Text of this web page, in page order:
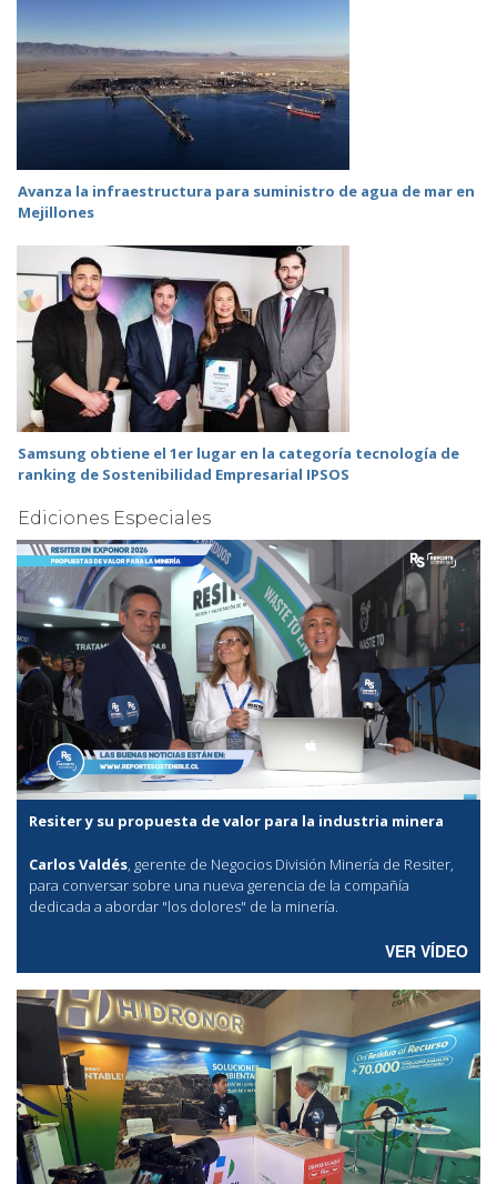
Avanza la infraestructura para suministro de agua de mar en
Mejillones
Samsung obtiene el 1er lugar en la categoría tecnología de
ranking de Sostenibilidad Empresarial IPSOS
Ediciones Especiales
Resiter y su propuesta de valor para la industria minera
Carlos Valdés, gerente de Negocios División Minería de Resiter,
para conversar sobre una nueva gerencia de la compañía
dedicada a abordar "los dolores" de la minería.
VER VÍDEO